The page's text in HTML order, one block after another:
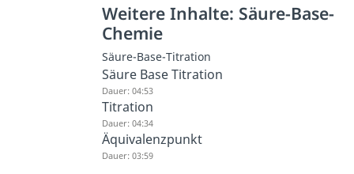
Weitere Inhalte: Säure-Base-
Chemie
Säure-Base-Titration
Säure Base Titration
Dauer: 04:53
Titration
Dauer: 04:34
Äquivalenzpunkt
Dauer: 03:59